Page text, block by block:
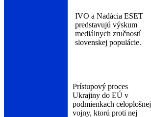
IVO a Nadácia ESET
predstavujú výskum
mediálnych zručností
slovenskej populácie.
Prístupový proces
Ukrajiny do EÚ v
podmienkach celoplošnej
vojny, ktorú proti nej